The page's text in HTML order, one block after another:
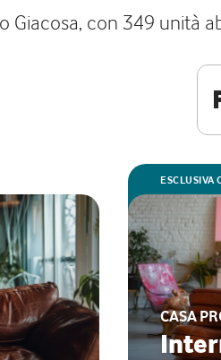
Giacosa, con 349 unità
ESCLUSIVA
CASA